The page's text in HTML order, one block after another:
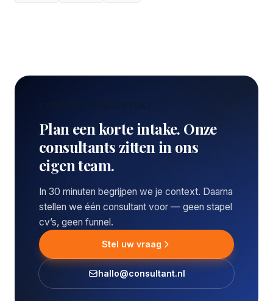
CONCREET VRAAGSTUK?
Plan een korte intake. Onze
consultants zitten in ons
eigen team.
In 30 minuten begrijpen we je context. Daarna
stellen we één consultant voor — geen stapel
cv’s, geen funnel.
Stel uw vraag
hallo@consultant.nl